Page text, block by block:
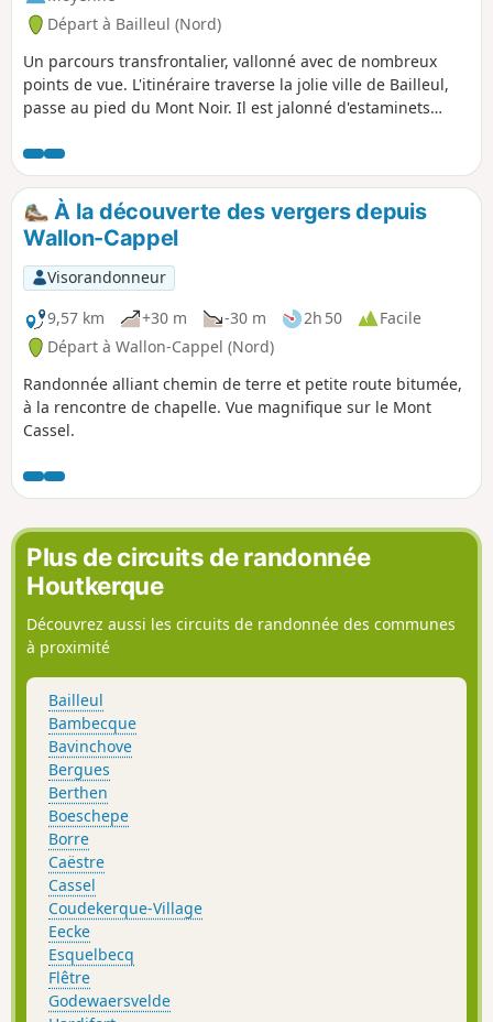
ce matin (5 mars 2025 : passages difficiles au point (5),
entre (9) et (10), entre (11) et (12), et après le (23). Éviter le
premier week-end du mois d'août : le festival occupe une
partie des sentiers.
Départ à Bailleul (Nord)
Un parcours transfrontalier, vallonné avec de nombreux
points de vue. L'itinéraire traverse la jolie ville de Bailleul,
passe au pied du Mont Noir. Il est jalonné d'estaminets
humides (8).
À la découverte des vergers depuis
Wallon-Cappel
Visorandonneur
9,57 km
+30 m -30 m 2h 50
Facile
Départ à Wallon-Cappel (Nord)
Randonnée alliant chemin de terre et petite route bitumée,
à la rencontre de chapelle. Vue magnifique sur le Mont
Cassel.
Plus de circuits de randonnée
Houtkerque
Découvrez aussi les circuits de randonnée des communes
à proximité
Bailleul
Bambecque
Bavinchove
Bergues
Berthen
Boeschepe
Borre
Caëstre
Cassel
Coudekerque-Village
Eecke
Esquelbecq
Flêtre
Godewaersvelde